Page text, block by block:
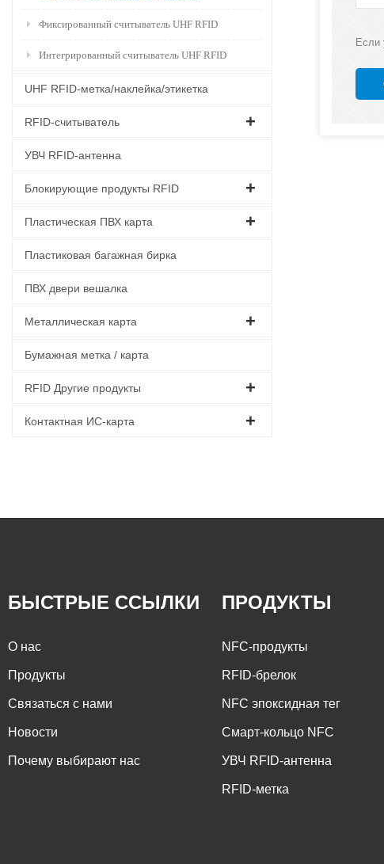
Фиксированный считыватель UHF RFID
Интегрированный считыватель UHF RFID
UHF RFID-метка/наклейка/этикетка
RFID-считыватель
УВЧ RFID-антенна
Блокирующие продукты RFID
Пластическая ПВХ карта
Пластиковая багажная бирка
ПВХ двери вешалка
Металлическая карта
Бумажная метка / карта
RFID Другие продукты
Контактная ИС-карта
Если
БЫСТРЫЕ ССЫЛКИ
О нас
Продукты
Связаться с нами
Новости
Почему выбирают нас
ПРОДУКТЫ
NFC-продукты
RFID-брелок
NFC эпоксидная тег
Смарт-кольцо NFC
УВЧ RFID-антенна
RFID-метка